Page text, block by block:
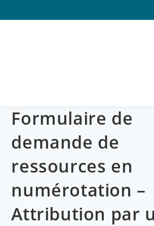
Formulaire de
demande de
ressources en
numérotation –
Attribution par